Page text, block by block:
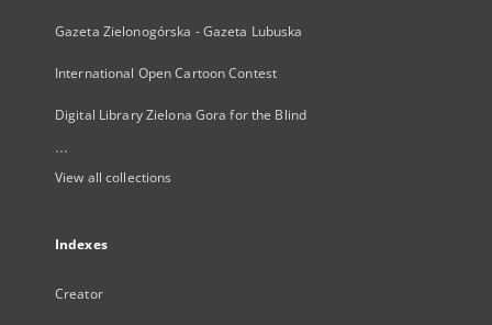
Gazeta Zielonogórska - Gazeta Lubuska
International Open Cartoon Contest
Digital Library Zielona Gora for the Blind
...
View all collections
Indexes
Creator